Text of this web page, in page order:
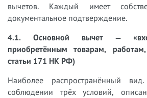
вычетов. Каждый имеет
документальное подтверждение.
4.1. Основной вычет —
приобретённым товарам,
статьи 171 НК РФ)
Наиболее распространённый
соблюдении трёх условий,